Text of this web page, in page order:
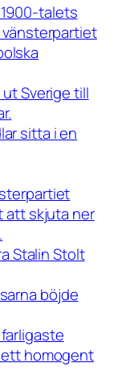
talets
Sverige till
sitta i en
att skjuta ner
Stalin Stolt
böjde
ett homogent